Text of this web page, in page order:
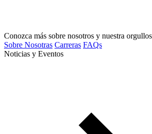
Conozca más sobre nosotros y nuestra
Sobre Nosotras Carreras FAQs
Noticias y Eventos